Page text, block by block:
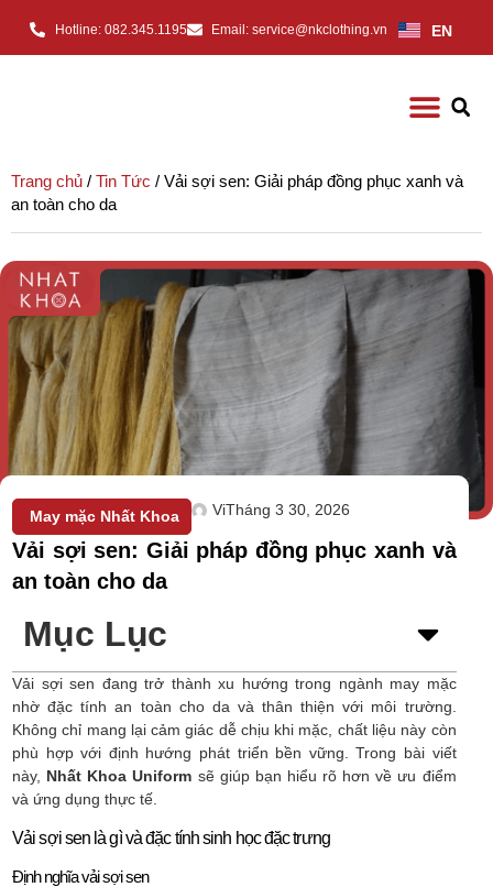
Hotline: 082.345.1195 Email: service@nkclothing.vn EN
Trang chủ / Tin Tức / Vải sợi sen: Giải pháp đồng phục xanh và
an toàn cho da
May mặc Nhất Khoa ViTháng 3 30, 2026
Vải sợi sen: Giải pháp đồng phục xanh và
an toàn cho da
Mục Lục
Vải sợi sen đang trở thành xu hướng trong ngành may mặc
nhờ đặc tính an toàn cho da và thân thiện với môi trường.
Không chỉ mang lại cảm giác dễ chịu khi mặc, chất liệu này còn
phù hợp với định hướng phát triển bền vững. Trong bài viết
này, Nhất Khoa Uniform sẽ giúp bạn hiểu rõ hơn về ưu điểm
và ứng dụng thực tế.
Vải sợi sen là gì và đặc tính sinh học đặc trưng
Định nghĩa vải sợi sen